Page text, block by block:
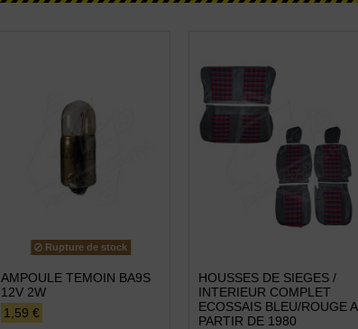
Rupture de stock
AMPOULE TEMOIN BA9S
12V 2W
1,59 €
HOUSSES DE SIEGES /
INTERIEUR COMPLET
ECOSSAIS BLEU/ROUGE A
PARTIR DE 1980